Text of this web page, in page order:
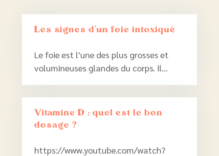
Les signes d’un foie intoxiqué
Le foie est l'une des plus grosses et
volumineuses glandes du corps. Il...
Vitamine D : quel est le bon
dosage ?
https://www.youtube.com/watch?